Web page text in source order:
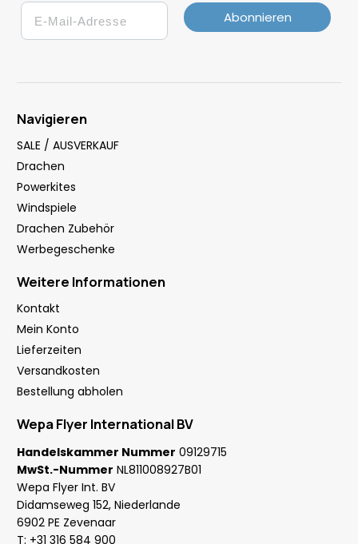
Email
Abonnieren
Navigieren
SALE / AUSVERKAUF
Drachen
Powerkites
Windspiele
Drachen Zubehör
Werbegeschenke
Weitere Informationen
Kontakt
Mein Konto
Lieferzeiten
Versandkosten
Bestellung abholen
Wepa Flyer International BV
Handelskammer Nummer 09129715
MwSt.-Nummer NL811008927B01
Wepa Flyer Int. BV
Didamseweg 152, Niederlande
6902 PE Zevenaar
T: +31 316 584 900